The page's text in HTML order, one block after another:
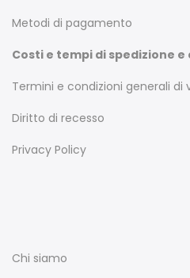
Metodi di pagamento
Costi e tempi di spedizione e
Termini e condizioni generali di
Diritto di recesso
Privacy Policy
Chi siamo